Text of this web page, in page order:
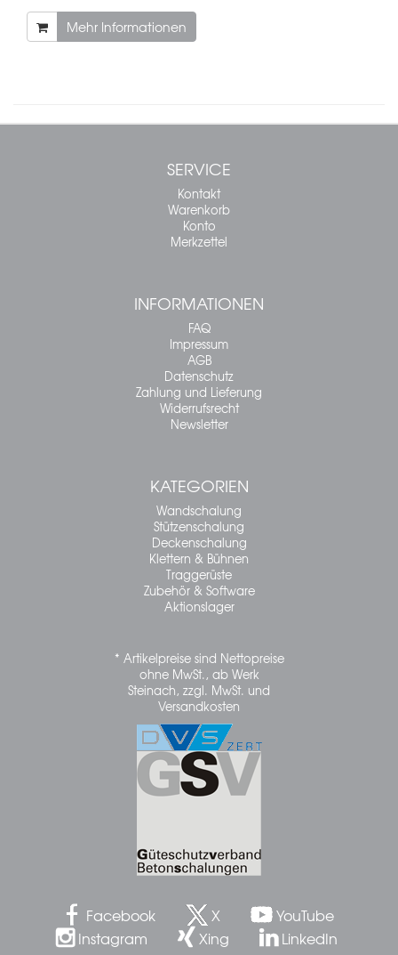
Mehr Informationen
SERVICE
Kontakt
Warenkorb
Konto
Merkzettel
INFORMATIONEN
FAQ
Impressum
AGB
Datenschutz
Zahlung und Lieferung
Widerrufsrecht
Newsletter
KATEGORIEN
Wandschalung
Stützenschalung
Deckenschalung
Klettern & Bühnen
Traggerüste
Zubehör & Software
Aktionslager
* Artikelpreise sind Nettopreise
ohne MwSt., ab Werk
Steinach, zzgl. MwSt. und
Versandkosten
Facebook X
YouTube
Instagram
Xing LinkedIn